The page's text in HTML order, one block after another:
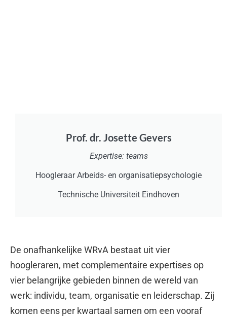
Prof. dr. Josette Gevers
Expertise: teams
Hoogleraar Arbeids- en organisatiepsychologie
Technische Universiteit Eindhoven
De onafhankelijke WRvA bestaat uit vier
hoogleraren, met complementaire expertises op
vier belangrijke gebieden binnen de wereld van
werk: individu, team, organisatie en leiderschap. Zij
komen eens per kwartaal samen om een vooraf